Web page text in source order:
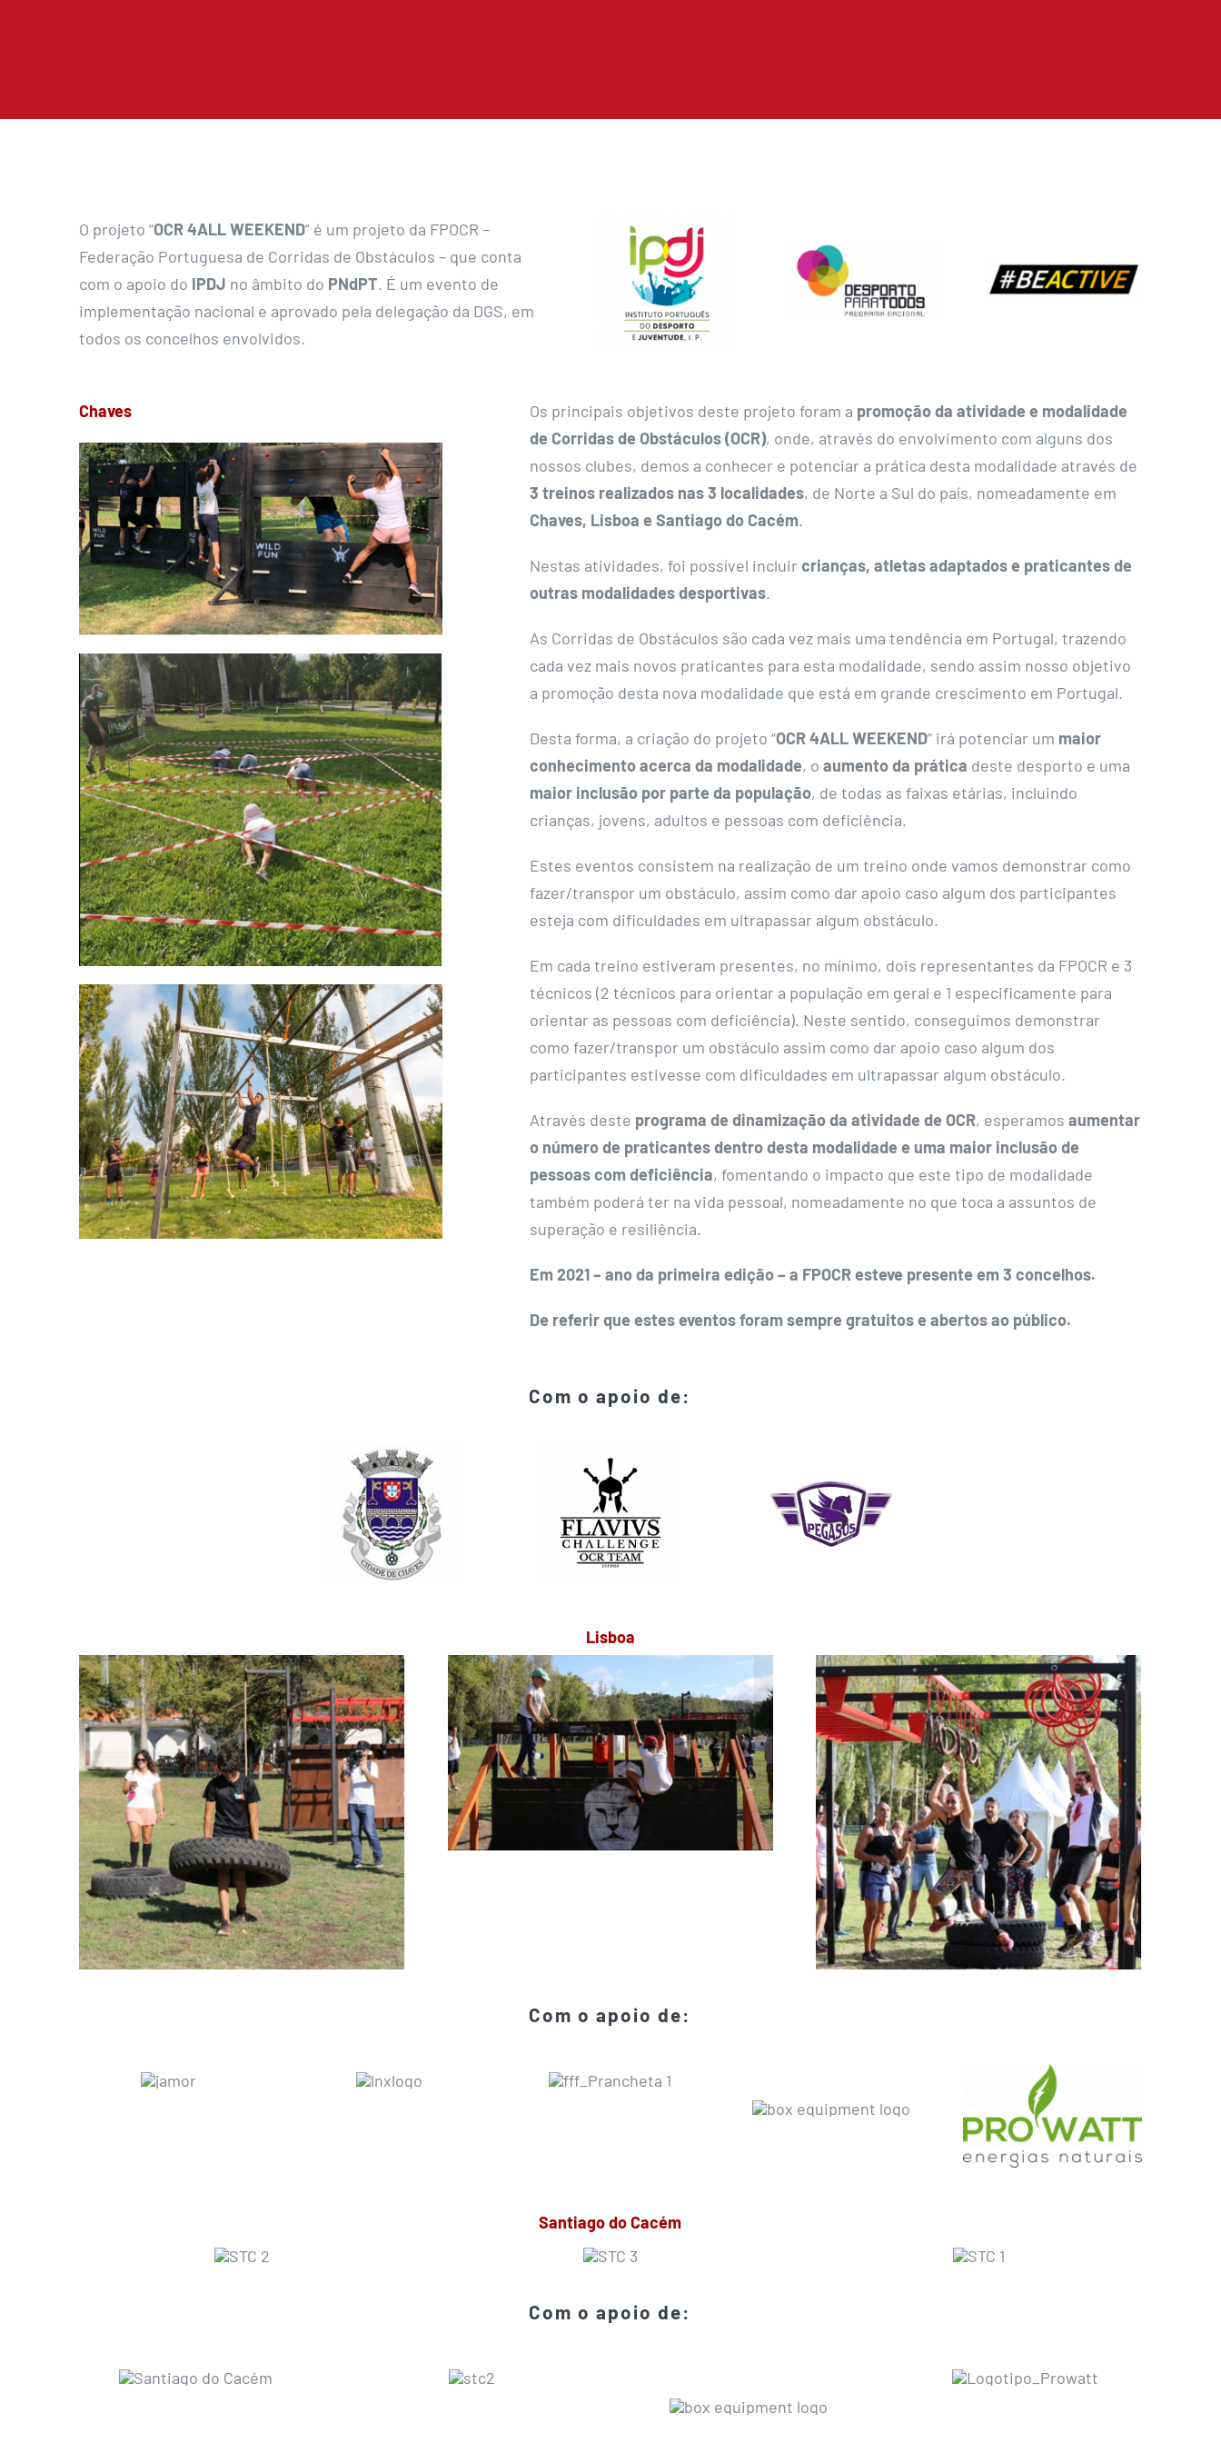
O projeto “OCR 4ALL WEEKEND” é um projeto da FPOCR –
Federação Portuguesa de Corridas de Obstáculos – que conta
com o apoio do IPDJ no âmbito do PNdPT. É um evento de
implementação nacional e aprovado pela delegação da DGS, em
todos os concelhos envolvidos.
Chaves Os principais objetivos deste projeto foram a promoção da atividade e modalidade
de Corridas de Obstáculos (OCR), onde, através do envolvimento com alguns dos
nossos clubes, demos a conhecer e potenciar a prática desta modalidade através de
3 treinos realizados nas 3 localidades, de Norte a Sul do país, nomeadamente em
Chaves, Lisboa e Santiago do Cacém.
Nestas atividades, foi possível incluircrianças, atletas adaptados e praticantes de
outras modalidades desportivas.
As Corridas de Obstáculos são cada vez mais uma tendência em Portugal, trazendo
cada vez mais novos praticantes para esta modalidade, sendo assim nosso objetivo
a promoção desta nova modalidade que está em grande crescimento em Portugal.
Desta forma, a criação do projeto “OCR 4ALL WEEKEND” irá potenciar um maior
conhecimento acerca da modalidade, oaumento da prática deste desporto e uma
maior inclusão por parte da população, de todas as faixas etárias, incluindo
crianças, jovens, adultos e pessoas com deficiência.
Estes eventos consistem na realização de um treino onde vamos demonstrar como
fazer/transpor um obstáculo, assim como dar apoio caso algum dos participantes
esteja com dificuldades em ultrapassar algum obstáculo.
Em cada treino estiveram presentes, no mínimo, dois representantes da FPOCR e 3
técnicos (2 técnicos para orientar a população em geral e 1 especificamente para
orientar as pessoas com deficiência). Neste sentido, conseguimos demonstrar
como fazer/transpor um obstáculo assim como dar apoio caso algum dos
participantes estivesse com dificuldades em ultrapassar algum obstáculo.
Através deste programa de dinamização da atividade de OCR, esperamosaumentar
o número de praticantes dentro desta modalidade e uma maior inclusão de
pessoas com deficiência, fomentando o impacto que este tipo de modalidade
também poderá ter na vida pessoal, nomeadamente no que toca a assuntos de
superação e resiliência.
Em 2021 – ano da primeira edição – a FPOCR esteve presente em 3 concelhos.
De referir que estes eventos foram sempre gratuitos e abertos ao público.
Com o apoio de:
Lisboa
Com o apoio de:
Santiago do Cacém
Com o apoio de: